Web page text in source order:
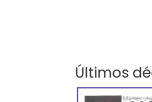
Últimos